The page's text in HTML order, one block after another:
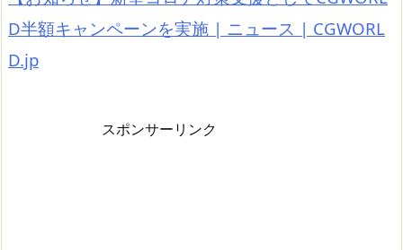
D半額キャンペーンを実施 | ニュース | CGWORL
D.jp
スポンサーリンク